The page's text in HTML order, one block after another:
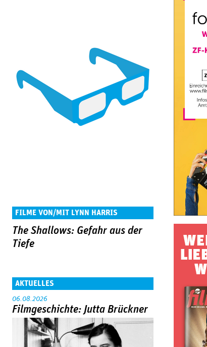
FILME VON/MIT LYNN HARRIS
The Shallows: Gefahr aus der
Tiefe
AKTUELLES
06.08.2026
Filmgeschichte: Jutta Brückner